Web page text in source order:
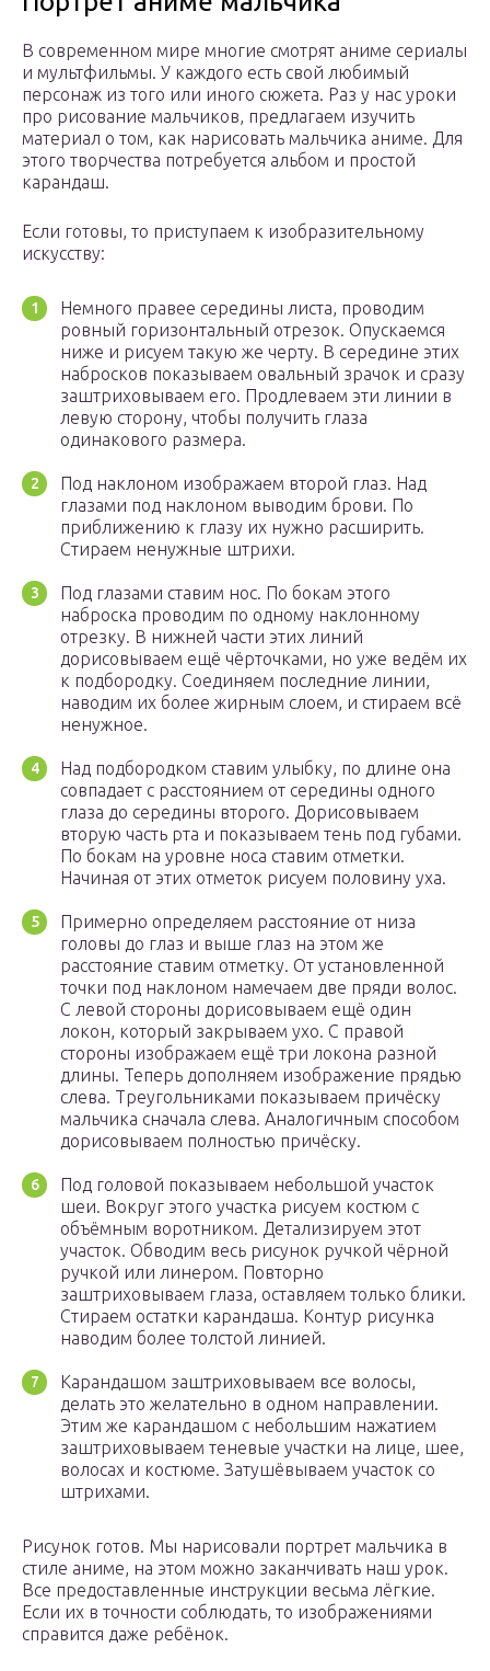
В современном мире многие смотрят аниме сериалы
и мультфильмы. У каждого есть свой любимый
персонаж из того или иного сюжета. Раз у нас уроки
про рисование мальчиков, предлагаем изучить
материал о том, как нарисовать мальчика аниме. Для
этого творчества потребуется альбом и простой
карандаш.
Если готовы, то приступаем к изобразительному
искусству:
Немного правее середины листа, проводим
ровный горизонтальный отрезок. Опускаемся
ниже и рисуем такую же черту. В середине этих
набросков показываем овальный зрачок и сразу
заштриховываем его. Продлеваем эти линии в
левую сторону, чтобы получить глаза
одинакового размера.
Под наклоном изображаем второй глаз. Над
глазами под наклоном выводим брови. По
приближению к глазу их нужно расширить.
Стираем ненужные штрихи.
Под глазами ставим нос. По бокам этого
наброска проводим по одному наклонному
отрезку. В нижней части этих линий
дорисовываем ещё чёрточками, но уже ведём их
к подбородку. Соединяем последние линии,
наводим их более жирным слоем, и стираем всё
ненужное.
Над подбородком ставим улыбку, по длине она
совпадает с расстоянием от середины одного
глаза до середины второго. Дорисовываем
вторую часть рта и показываем тень под губами.
По бокам на уровне носа ставим отметки.
Начиная от этих отметок рисуем половину уха.
Примерно определяем расстояние от низа
головы до глаз и выше глаз на этом же
расстояние ставим отметку. От установленной
точки под наклоном намечаем две пряди волос.
С левой стороны дорисовываем ещё один
локон, который закрываем ухо. С правой
стороны изображаем ещё три локона разной
длины. Теперь дополняем изображение прядью
слева. Треугольниками показываем причёску
мальчика сначала слева. Аналогичным способом
дорисовываем полностью причёску.
Под головой показываем небольшой участок
шеи. Вокруг этого участка рисуем костюм с
объёмным воротником. Детализируем этот
участок. Обводим весь рисунок ручкой чёрной
ручкой или линером. Повторно
заштриховываем глаза, оставляем только блики.
Стираем остатки карандаша. Контур рисунка
наводим более толстой линией.
Карандашом заштриховываем все волосы,
делать это желательно в одном направлении.
Этим же карандашом с небольшим нажатием
заштриховываем теневые участки на лице, шее,
волосах и костюме. Затушёвываем участок со
штрихами.
Рисунок готов. Мы нарисовали портрет мальчика в
стиле аниме, на этом можно заканчивать наш урок.
Все предоставленные инструкции весьма лёгкие.
Если их в точности соблюдать, то изображениями
справится даже ребёнок.